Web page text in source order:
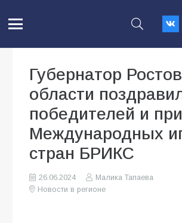
Губернатор
области
победителей и
Международных
стран БРИКС
26.06.2024
Малика Тапаева
Новости в регионе